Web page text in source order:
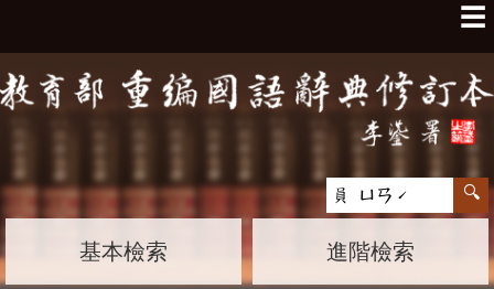
☰
基本檢索 進階檢索